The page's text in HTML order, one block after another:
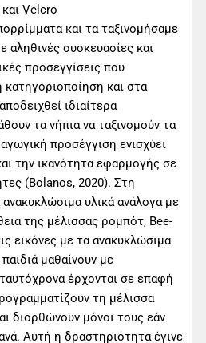
Velcro
και τα ταξινομήσαμε
αληθινές συσκευασίες και
προσεγγίσεις που
κατηγοριοποίηση και στα
ιδιαίτερα
τα νήπια να ταξινομούν τα
προσέγγιση ενισχύει
την ικανότητα εφαρμογής σε
(Bolanos, 2020). Στη
υλικά ανάλογα με
της μέλισσας ρομπότ, Bee-
εικόνες με τα ανακυκλώσιμα
μαθαίνουν με
έρχονται σε επαφή
τη μέλισσα
διορθώνουν μόνοι τους εάν
Αυτή η δραστηριότητα έγινε